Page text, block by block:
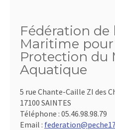
Fédération de
Maritime pour
Protection du
Aquatique
5 rue Chante-Caille ZI des
17100 SAINTES
Téléphone : 05.46.98.98.79
Email :